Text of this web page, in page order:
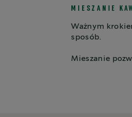
MIESZANIE
Ważnym
sposób.
Mieszanie